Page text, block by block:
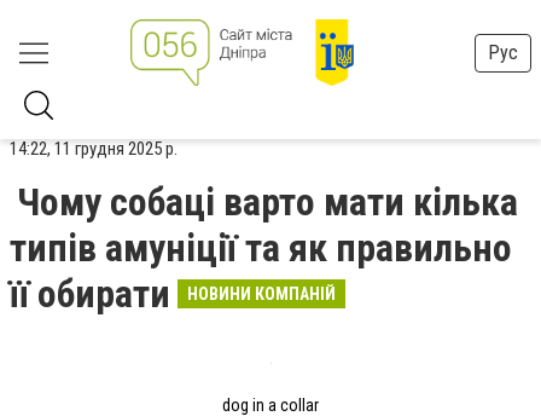
Рус
14:22, 11 грудня 2025 р.
Чому собаці варто мати кілька
типів амуніції та як правильно
її обирати
НОВИНИ КОМПАНІЙ
dog in a collar